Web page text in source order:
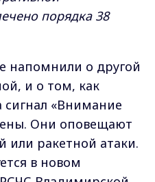
порядка 38
напомнили о другой
и о том, как
сигнал «Внимание
Они оповещают
или ракетной атаки.
в новом